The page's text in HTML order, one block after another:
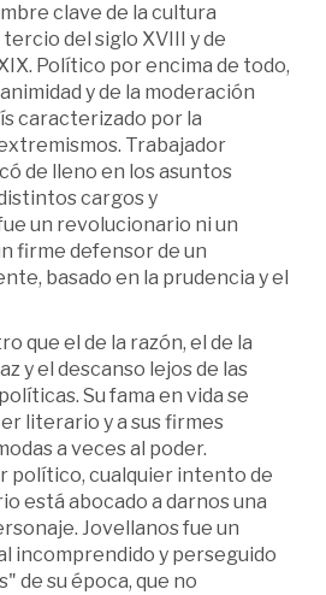
clave de la cultura
del siglo XVIII y de
Político por encima de todo,
y de la moderación
caracterizado por la
Trabajador
de lleno en los asuntos
cargos y
un revolucionario ni un
firme defensor de un
basado en la prudencia y el
que el de la razón, el de la
y el descanso lejos de las
Su fama en vida se
literario y a sus firmes
a veces al poder.
político, cualquier intento de
está abocado a darnos una
Jovellanos fue un
incomprendido y perseguido
de su época, que no